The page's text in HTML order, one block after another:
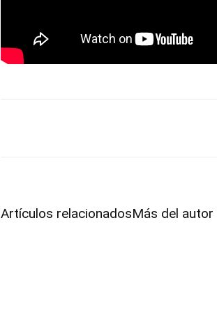
Artículos relacionadosMás del autor